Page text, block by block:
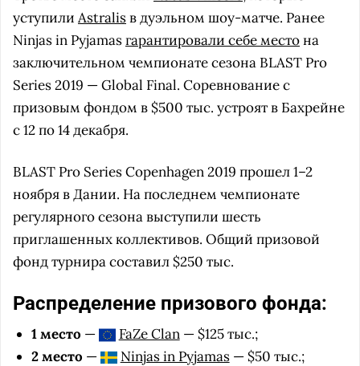
уступили Astralisв дуэльном шоу-матче. Ранее
Ninjas in Pyjamasгарантировали себе местона
заключительном чемпионате сезона BLAST Pro
Series 2019 — Global Final. Соревнование с
призовым фондом в $500 тыс. устроят в Бахрейне
с 12 по 14 декабря.
BLAST Pro Series Copenhagen 2019 прошел 1–2
ноября в Дании. На последнем чемпионате
регулярного сезона выступили шесть
приглашенных коллективов. Общий призовой
фонд турнира составил $250 тыс.
Распределение призового фонда:
1 место — FaZe Clan— $125 тыс.;
2 место — Ninjas in Pyjamas— $50 тыс.;